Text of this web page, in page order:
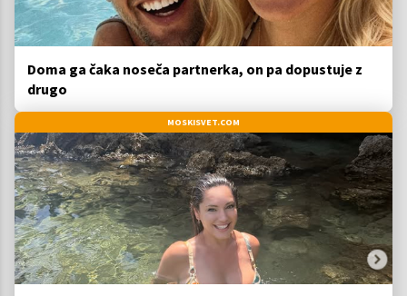
Doma ga čaka noseča partnerka, on pa dopustuje z
drugo
MOSKISVET.COM